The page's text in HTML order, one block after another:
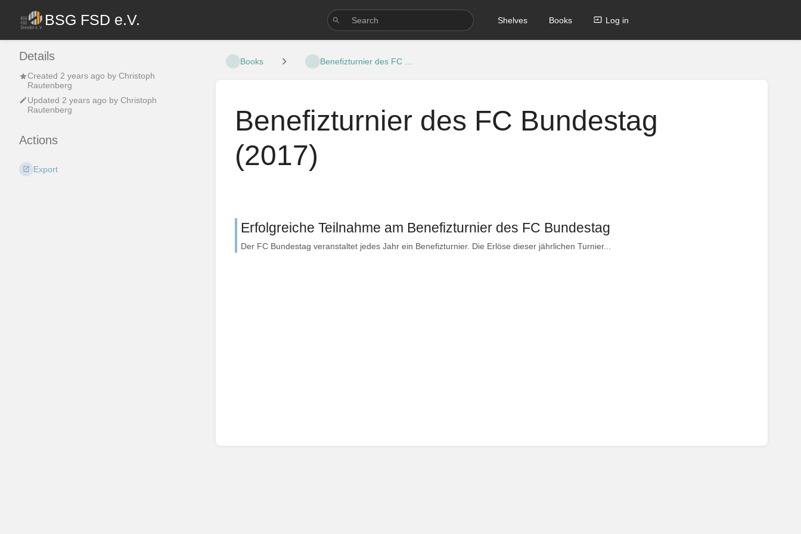
BSG FSD e.V. Shelves Books Log in
Details
Created 2 years ago by Christoph
Rautenberg
Updated 2 years ago by Christoph
Rautenberg
Actions
Export
Books Benefizturnier des FC ...
Benefizturnier des FC Bundestag
(2017)
Erfolgreiche Teilnahme am Benefizturnier des FC Bundestag
Der FC Bundestag veranstaltet jedes Jahr ein Benefizturnier. Die Erlöse dieser jährlichen Turnier...